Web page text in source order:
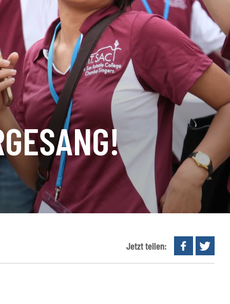
Jetzt teilen: